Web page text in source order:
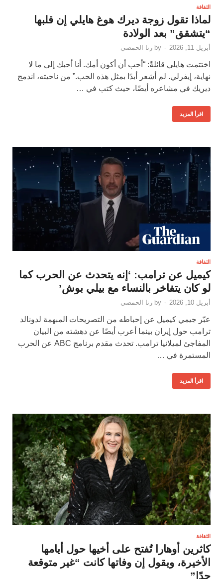
الثقافة
لماذا تقول زوجة ديرك هوغ هايلي إن قلبها
“يتشقق” بعد الولادة
أبريل 11, 2026 -
by رنا الحمصي
اختتمت هايلي قائلةً: “أحب أن أكون أمك. أنا أحبك إلى ما لا
نهاية، إيفرلي. لم أشعر أبدًا بمثل هذه الحب.” من ناحيته، اندمج
ديريك في مشاعره أيضًا، حيث كتب في …
اقرأ المزيد
الثقافة
كيميل عن ترامب: ‘إنه يتحدث عن الحرب كما
لو كان يتفاخر بالنساء مع بيلي بوش’
أبريل 10, 2026 -
by رنا الحمصي
عبّر جيمي كيميل عن إحباطه من التصريحات المبهمة لدونالد
ترامب حول إيران بينما أعرب أيضًا عن دهشته من البيان
المفاجئ لميلانيا ترامب. تحدث مقدم برنامج ABC عن الحرب
المستمرة في …
اقرأ المزيد
الثقافة
كاثرين أوهارا تُفتح على أخيها حول أيامها
الأخيرة، ويقول إن وفاتها كانت “غير متوقعة
جدًا”